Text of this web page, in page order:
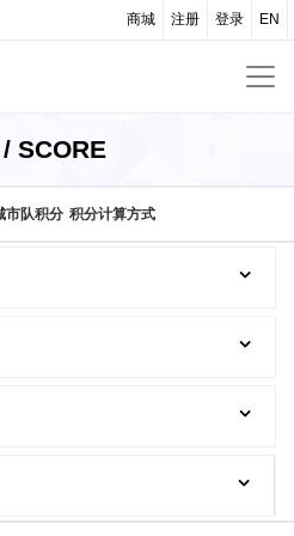
EN
登录
注册
商城
SCORE
市队积分 积分计算方式